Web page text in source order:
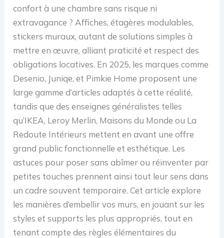
confort à une chambre sans risque ni
extravagance ? Affiches, étagères modulables,
stickers muraux, autant de solutions simples à
mettre en œuvre, alliant praticité et respect des
obligations locatives. En 2025, les marques comme
Desenio, Juniqe, et Pimkie Home proposent une
large gamme d’articles adaptés à cette réalité,
tandis que des enseignes généralistes telles
qu’IKEA, Leroy Merlin, Maisons du Monde ou La
Redoute Intérieurs mettent en avant une offre
grand public fonctionnelle et esthétique. Les
astuces pour poser sans abîmer ou réinventer par
petites touches prennent ainsi tout leur sens dans
un cadre souvent temporaire. Cet article explore
les manières d’embellir vos murs, en jouant sur les
styles et supports les plus appropriés, tout en
tenant compte des règles élémentaires du